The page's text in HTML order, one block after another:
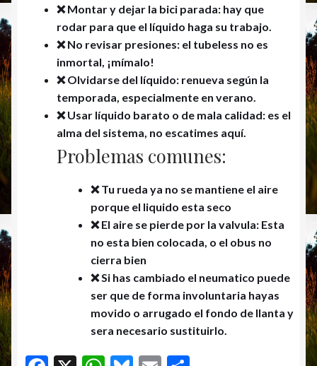
❌ Montar y dejar la bici parada: hay que
rodar para que el líquido haga su trabajo.
❌ No revisar presiones: el tubeless no es
inmortal, ¡mímalo!
❌ Olvidarse del líquido: renueva según la
temporada, especialmente en verano.
❌ Usar líquido barato o de mala calidad: es el
alma del sistema, no escatimes aquí.
Problemas comunes:
❌ Tu rueda ya no se mantiene el aire
porque el liquido esta seco
❌ El aire se pierde por la valvula: Esta
no esta bien colocada, o el obus no
cierra bien
❌ Si has cambiado el neumatico puede
ser que de forma involuntaria hayas
movido o arrugado el fondo de llanta y
sera necesario sustituirlo.